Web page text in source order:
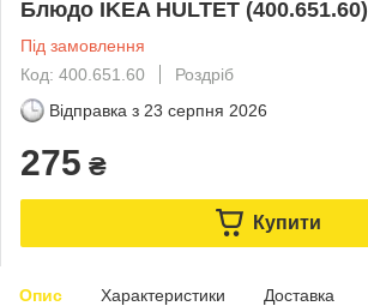
Блюдо IKEA HULTET (400.651.60)
Під замовлення
Код: 400.651.60
Роздріб
Відправка з 23 серпня 2026
275 ₴
Купити
Опис Характеристики Доставка